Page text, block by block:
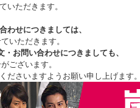
いただきます。
わせにつきましては、
いただきます。
・ お問い合わせにつきましても、
ございます。
ださいますようお願い申し上げます。